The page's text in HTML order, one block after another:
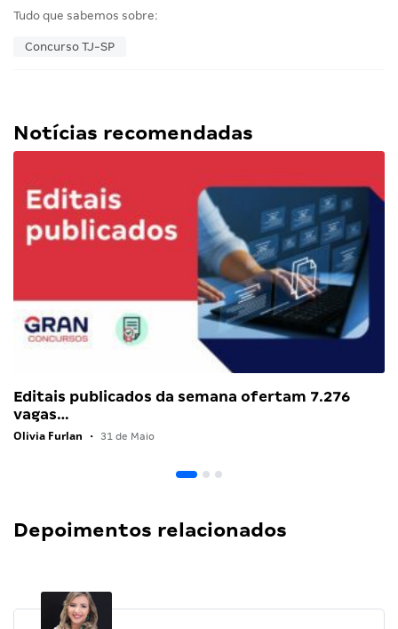
Tudo que sabemos sobre:
Concurso TJ-SP
Notícias recomendadas
Editais publicados da semana ofertam 7.276
vagas…
Olivia Furlan • 31 de Maio
Depoimentos relacionados